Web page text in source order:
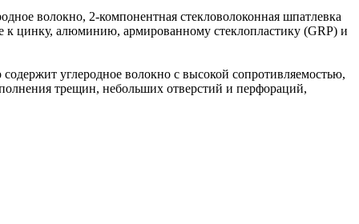
волокно, 2-компонентная стекловолоконная шпатлевка
к цинку, алюминию, армированному стеклопластику (GRP) и
углеродное волокно с высокой сопротивляемостью,
трещин, небольших отверстий и перфораций,